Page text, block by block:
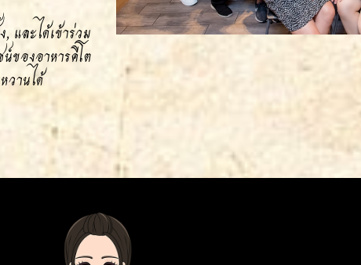
และได้เข้าร่วม
ของอาหารคีโต
วานได้